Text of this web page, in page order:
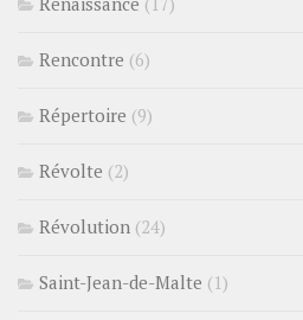
Rencontre (6)
Répertoire (9)
Révolte (2)
Révolution (24)
Saint-Jean-de-Malte (1)